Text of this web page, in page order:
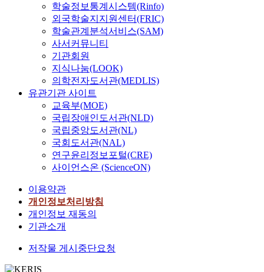
학술정보통계시스템(Rinfo)
외국학술지지원센터(FRIC)
학술관계분석서비스(SAM)
사서커뮤니티
기관회원
지식나눔(LOOK)
의학전자도서관(MEDLIS)
유관기관 사이트
교육부(MOE)
국립장애인도서관(NLD)
국립중앙도서관(NL)
국회도서관(NAL)
연구윤리정보포털(CRE)
사이언스온 (ScienceON)
이용약관
개인정보처리방침
개인정보 재동의
기관소개
저작물 게시중단요청